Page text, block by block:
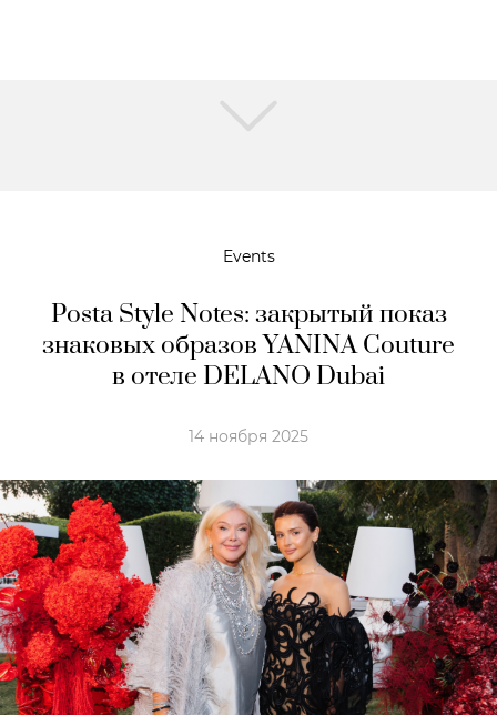
Events
Posta Style Notes: закрытый показ
знаковых образов YANINA Couture
в отеле DELANO Dubai
14 ноября 2025